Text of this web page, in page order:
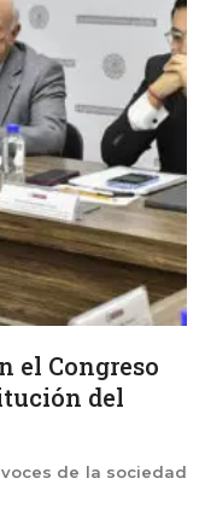
el Congreso
del
de la sociedad